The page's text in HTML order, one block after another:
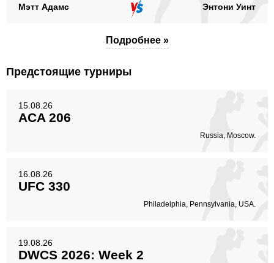
Мэтт Адамс Энтони Уинт
Подробнее »
Предстоящие турниры
15.08.26
ACA 206
Russia, Moscow.
16.08.26
UFC 330
Philadelphia, Pennsylvania, USA.
19.08.26
DWCS 2026: Week 2